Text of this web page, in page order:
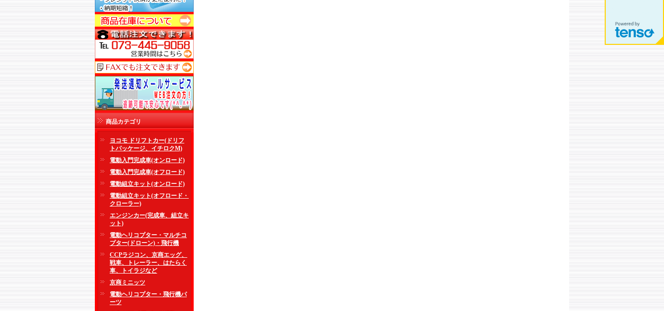
商品カテゴリ
ヨコモ ドリフトカー(ドリフ
トパッケージ、イチロクM)
電動入門完成車(オンロード)
電動入門完成車(オフロード)
電動組立キット(オンロード)
電動組立キット(オフロード・
クローラー)
エンジンカー(完成車、組立キ
ット)
電動ヘリコプター・マルチコ
プター(ドローン)・飛行機
CCPラジコン、京商エッグ、
戦車、トレーラー、はたらく
車、トイラジなど
京商ミニッツ
電動ヘリコプター・飛行機パ
ーツ